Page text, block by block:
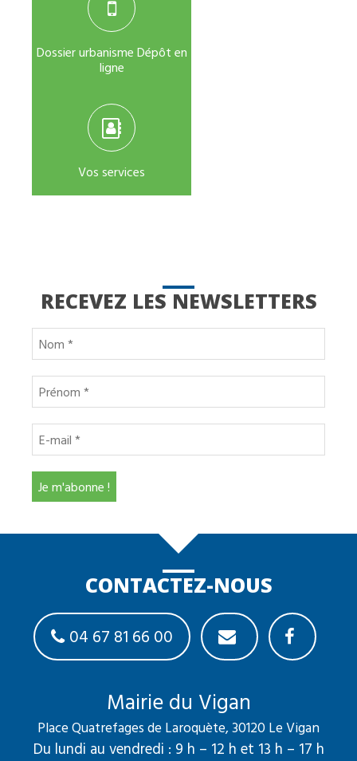
Dossier urbanisme Dépôt en
ligne
Vos services
RECEVEZ LES NEWSLETTERS
CONTACTEZ-NOUS
04 67 81 66 00
Mairie du Vigan
Place Quatrefages de Laroquète, 30120 Le Vigan
Du lundi au vendredi : 9 h – 12 h et 13 h – 17 h